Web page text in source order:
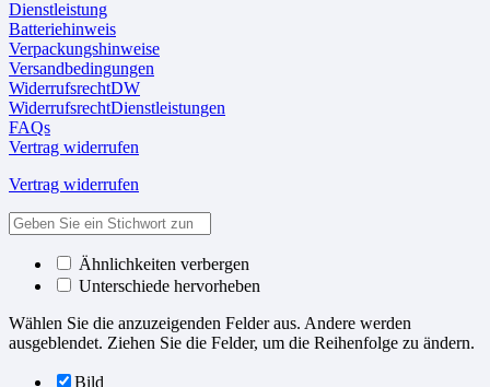
Dienstleistung
Batteriehinweis
Verpackungshinweise
Versandbedingungen
WiderrufsrechtDW
WiderrufsrechtDienstleistungen
FAQs
Vertrag widerrufen
Vertrag widerrufen
Ähnlichkeiten verbergen
Unterschiede hervorheben
Wählen Sie die anzuzeigenden Felder aus. Andere werden
ausgeblendet. Ziehen Sie die Felder, um die Reihenfolge zu ändern.
Bild